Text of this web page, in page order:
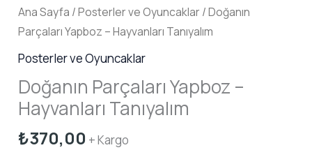
Ana Sayfa /Posterler ve Oyuncaklar / Doğanın
Parçaları Yapboz – Hayvanları Tanıyalım
Posterler ve Oyuncaklar
Doğanın Parçaları Yapboz –
Hayvanları Tanıyalım
₺370,00 + Kargo